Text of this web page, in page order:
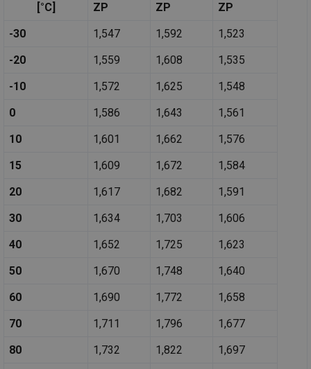
[°C]
ZP
ZP
ZP
-30
1,547 1,592
1,523
-20
1,559 1,608
1,535
-10
1,572 1,625
1,548
0
1,586 1,643
1,561
10
1,601 1,662
1,576
15
1,609 1,672
1,584
20
1,617 1,682
1,591
30
1,634 1,703
1,606
40
1,652 1,725
1,623
50
1,670 1,748
1,640
60
1,690 1,772
1,658
70
1,711 1,796
1,677
80
1,732 1,822
1,697